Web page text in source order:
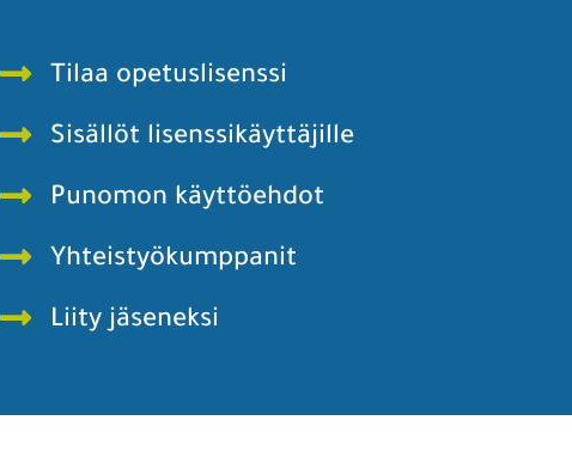
Tilaa opetuslisenssi
Sisällöt lisenssikäyttäjille
Punomon käyttöehdot
Yhteistyökumppanit
Liity jäseneksi